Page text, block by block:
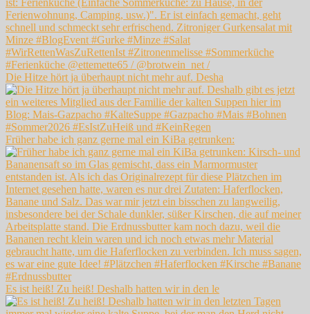
Die Hitze hört ja überhaupt nicht mehr auf. Desha
Früher habe ich ganz gerne mal ein KiBa getrunken:
Es ist heiß! Zu heiß! Deshalb hatten wir in den le